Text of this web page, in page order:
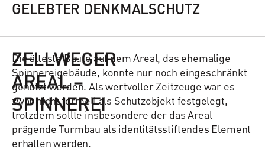
ZELLWEGER
AREAL –
SPINNEREI
GELEBTER DENKMALSCHUTZ
Die älteste Baute auf dem Areal, das ehemalige
Spinnereigebäude, konnte nur noch eingeschränkt
genutzt werden. Als wertvoller Zeitzeuge war es
zwar nicht formell als Schutzobjekt festgelegt,
trotzdem sollte insbesondere der das Areal
prägende Turmbau als identitätsstiftendes Element
erhalten werden.